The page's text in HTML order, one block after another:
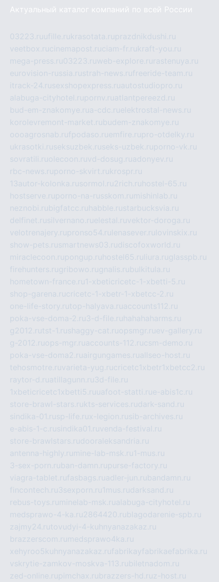
Актуальный каталог компаний по всей России
03223.ruufille.rukrasotata.ruprazdnikdushi.ru
veetbox.rucinemapost.ruciam-fr.rukraft-you.ru
mega-press.ru03223.ruweb-explore.ru rastenuya.ru
eurovision-russia.rustrah-news.rufreeride-team.ru
itrack-24.rusexshopexpress.ruautostudiopro.ru
alabuga-cityhotel.rupornv.ruatlantpereezd.ru
bud-em-znakomye.rua-cdc.ruelektrostal-news.ru
korolevremont-market.rubudem-znakomye.ru
oooagrosnab.rufpodaso.ruemfire.rupro-otdelky.ru
ukrasotki.ruseksuzbek.ruseks-uzbek.ruporno-vk.ru
sovratili.ruolecoon.ruvd-dosug.ruadonyev.ru
rbc-news.ruporno-skvirt.rukrospr.ru
13autor-kolonka.rusormol.ru2rich.ru hostel-65.ru
hostserve.ruporno-na-russkom.ru mishinlab.ru
neznobi.rubigfatcc.ru habble.rustarbucksvia.ru
delfinet.rusilvernano.ruelestal.ruvektor-doroga.ru
velotrenajery.rupronso54.ru lenasever.ru lovinskix.ru
show-pets.rusmartnews03.rudiscofoxworld.ru
miraclecoon.rupongup.ru hostel65.ru liura.ruglasspb.ru
firehunters.rugribowo.rugnalis.rubulkitula.ru
hometown-france.ru1-xbeticricetc-1-xbetti-5.ru
shop-garena.rucricetc-1-xbetr-1-xbetcc-2.ru
one-life-story.rutop-halyava.ruaccounts112.ru
poka-vse-doma-2.ru3-d-file.ru hahahaharms.ru
g2012.rutst-1.rushaggy-cat.ruopsmgr.ruev-gallery.ru
g-2012.ruops-mgr.ruaccounts-112.rucsm-demo.ru
poka-vse-doma2.ruairgungames.ruallseo-host.ru
tehosmotre.ruvarieta-yug.rucricetc1xbetr1xbetcc2.ru
raytor-d.ruatillagunn.ru3d-file.ru
1xbeticricetc1xbetti5.ruuafoot-statti.rue-abis1c.ru
store-brawl-stars.rukts-services.rudark-sand.ru
sindika-01.rusp-life.rux-legion.rusib-archives.ru
e-abis-1-c.rusindika01.ruvenda-festival.ru
store-brawlstars.rudooraleksandria.ru
antenna-highly.ru mine-lab-msk.ru1-mus.ru
3-sex-porn.ruban-damn.rupurse-factory.ru
viagra-tablet.rufasbags.ruadler-jun.rubandamn.ru
fincontech.ru3sexporn.ru1mus.rudarksand.ru
rebus-toys.ru minelab-msk.rualabuga-cityhotel.ru
medsprawo-4-ka.ru2864420.rublagodarenie-spb.ru
zajmy24.rutovudyi-4-kuhnyanazakaz.ru
brazzerscom.ru medsprawo4ka.ru
xehyroo5kuhnyanazakaz.rufabrikayfabrikaefabrika.ru
vskrytie-zamkov-moskva-113.rubiletnadom.ru
zed-online.rupimchax.rubrazzers-hd.ruz-host.ru